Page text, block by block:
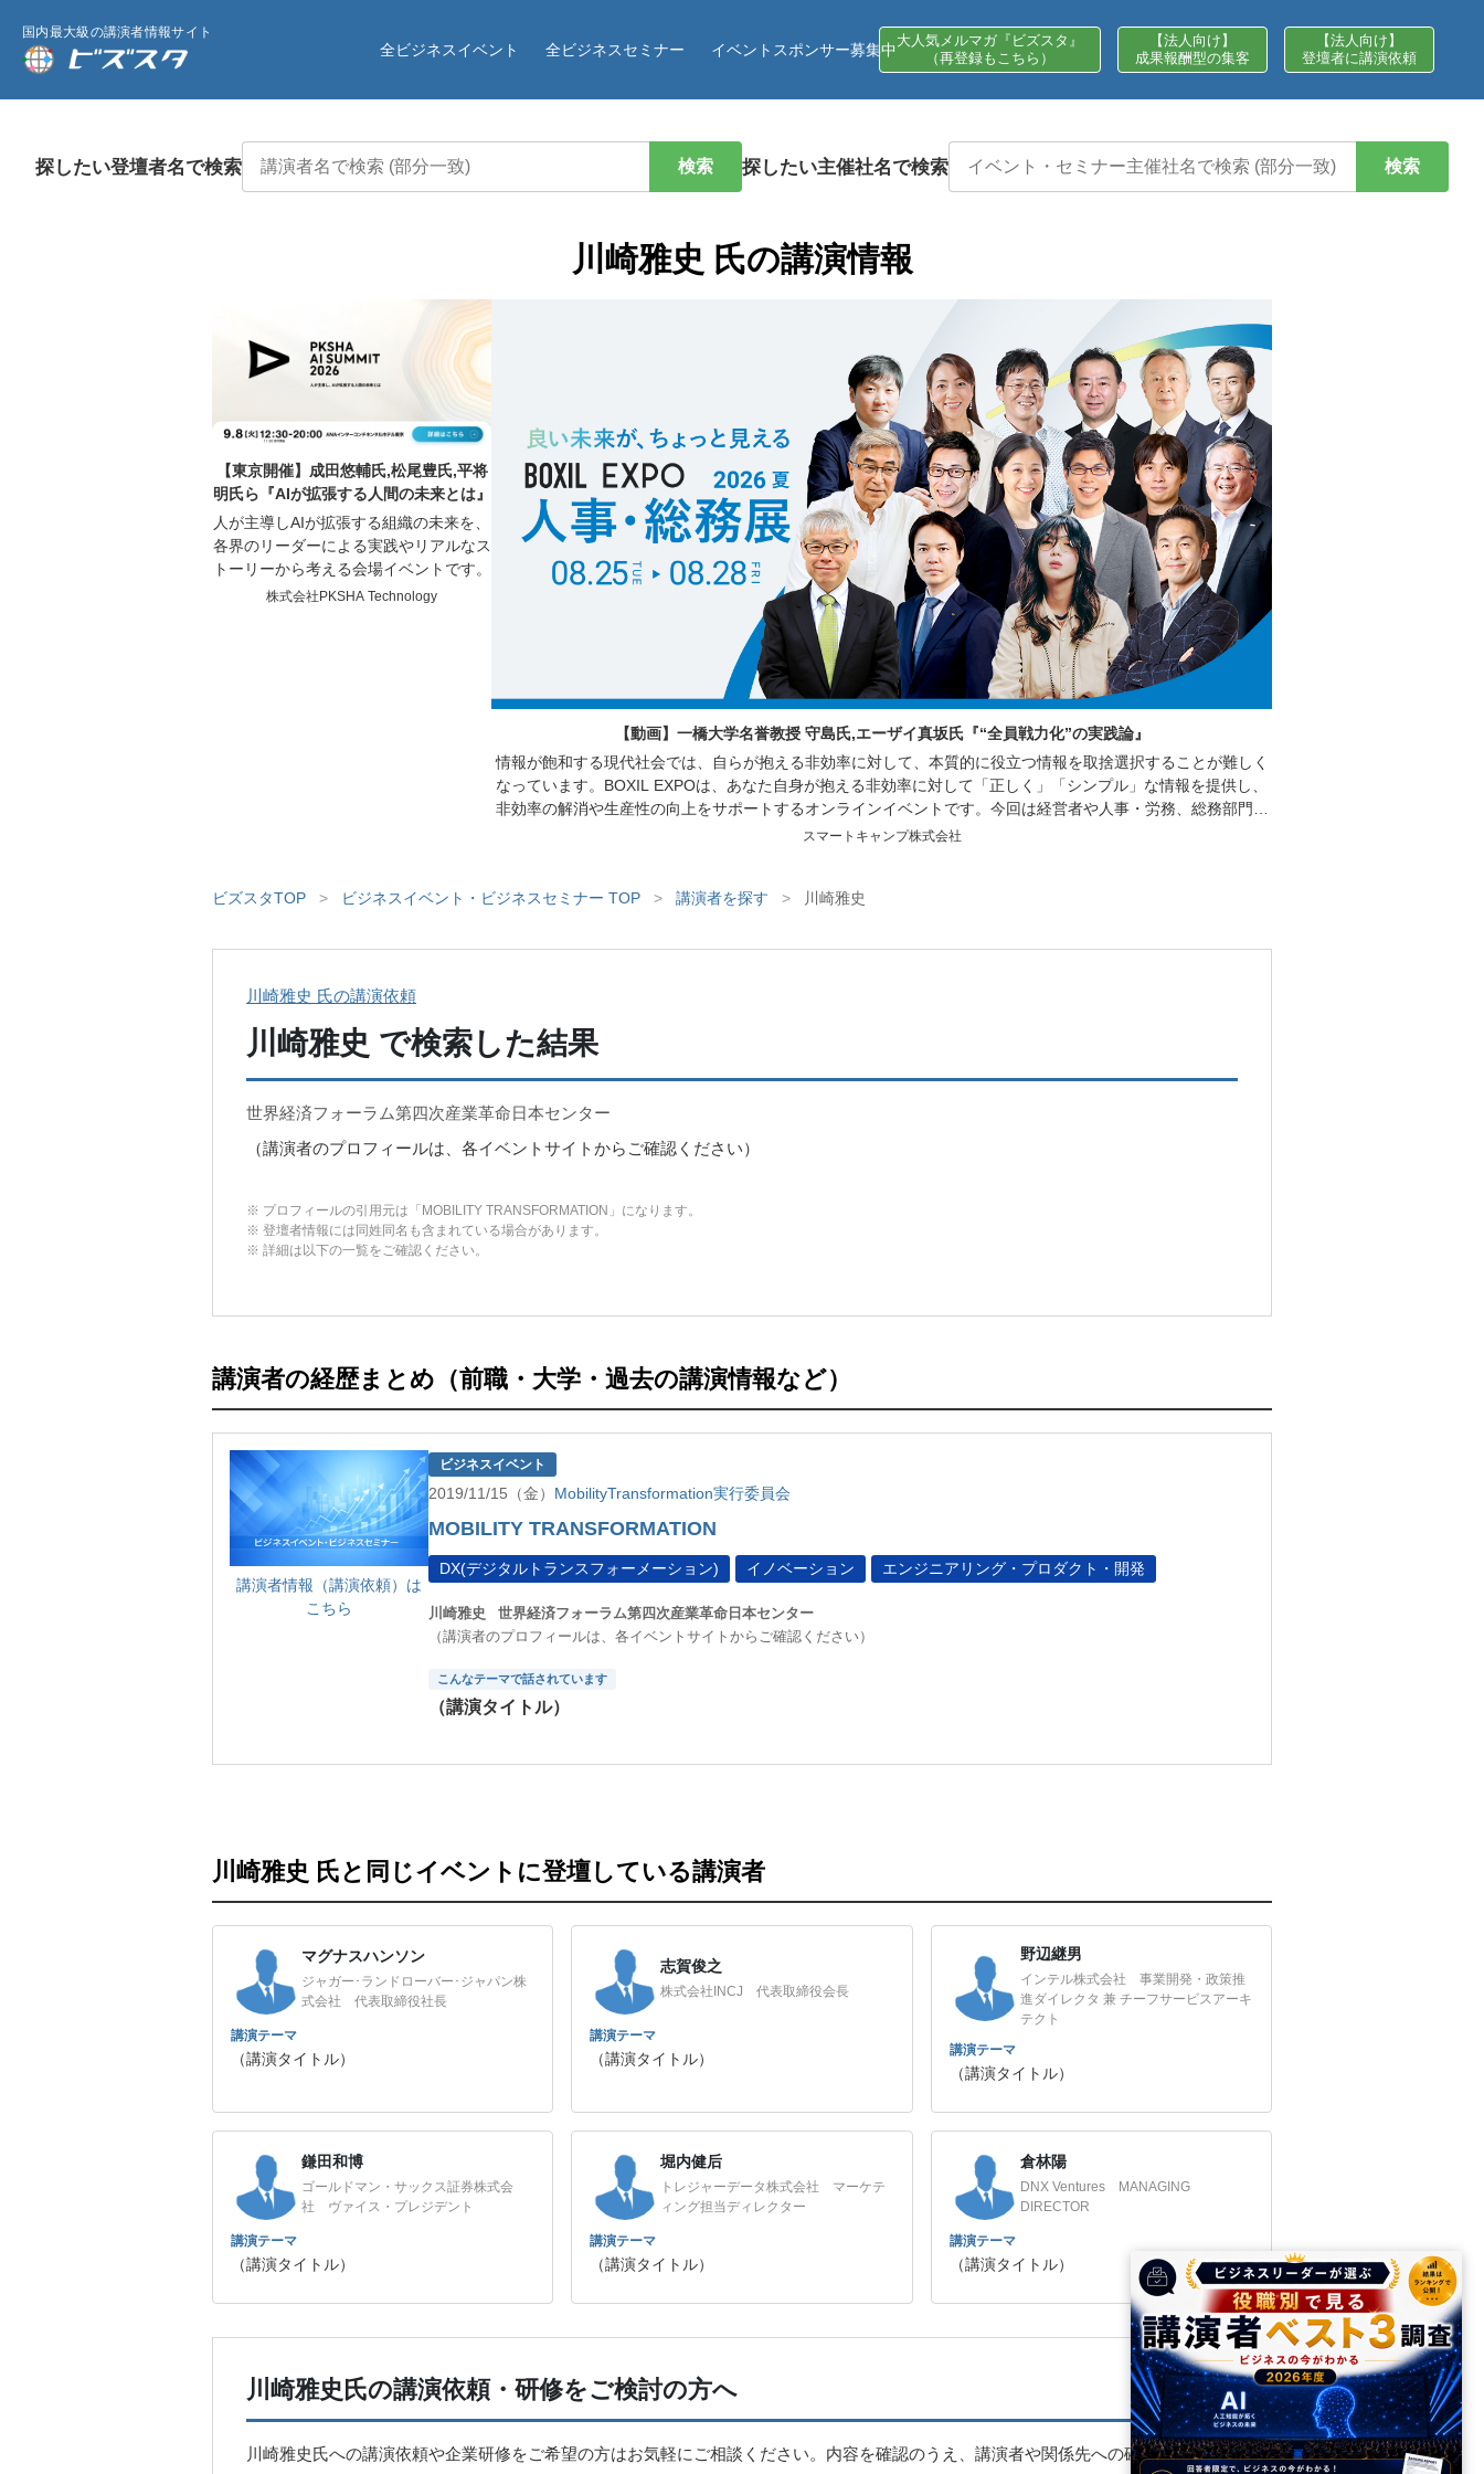
国内最大級の講演者情報サイト
全ビジネスイベント 全ビジネスセミナー イベントスポンサー募集中 大人気メルマガ『ビズスタ』
（再登録もこちら）
【法人向け】
成果報酬型の集客
【法人向け】
登壇者に講演依頼
探したい登壇者名で検索 検索 探したい主催社名で検索 検索
川崎雅史 氏の講演情報
【東京開催】成田悠輔氏,松尾豊氏,平将
明氏ら『AIが拡張する人間の未来とは』
人が主導しAIが拡張する組織の未来を、
各界のリーダーによる実践やリアルなス
トーリーから考える会場イベントです。
株式会社PKSHA Technology
【動画】一橋大学名誉教授 守島氏,エーザイ真坂氏『“全員戦力化”の実践論』
情報が飽和する現代社会では、自らが抱える非効率に対して、本質的に役立つ情報を取捨選択することが難しく
なっています。BOXIL EXPOは、あなた自身が抱える非効率に対して「正しく」「シンプル」な情報を提供し、
非効率の解消や生産性の向上をサポートするオンラインイベントです。今回は経営者や人事・労務、総務部門で
働く方々を対象に、人材の採用育成や組織づくり、業務効率化に繋がる講演をはじめ、様々な非効率を解消する
スマートキャンプ株式会社
ビズスタTOP > ビジネスイベント・ビジネスセミナー TOP > 講演者を探す > 川崎雅史
川崎雅史 氏の講演依頼
川崎雅史 で検索した結果
世界経済フォーラム第四次産業革命日本センター
（講演者のプロフィールは、各イベントサイトからご確認ください）
※ プロフィールの引用元は「MOBILITY TRANSFORMATION」になります。
※ 登壇者情報には同姓同名も含まれている場合があります。
※ 詳細は以下の一覧をご確認ください。
講演者の経歴まとめ（前職・大学・過去の講演情報など）
講演者情報（講演依頼）は
こちら
ビジネスイベント
2019/11/15（金） MobilityTransformation実行委員会
MOBILITY TRANSFORMATION
DX(デジタルトランスフォーメーション) イノベーション エンジニアリング・プロダクト・開発
川崎雅史
世界経済フォーラム第四次産業革命日本センター
（講演者のプロフィールは、各イベントサイトからご確認ください）
こんなテーマで話されています
（講演タイトル）
川崎雅史 氏と同じイベントに登壇している講演者
マグナスハンソン
ジャガー･ランドローバー･ジャパン株
式会社 代表取締役社長
講演テーマ
（講演タイトル）
志賀俊之
株式会社INCJ 代表取締役会長
講演テーマ
（講演タイトル）
野辺継男
インテル株式会社 事業開発・政策推
進ダイレクタ 兼 チーフサービスアーキ
テクト
講演テーマ
（講演タイトル）
鎌田和博
ゴールドマン・サックス証券株式会
社 ヴァイス・プレジデント
講演テーマ
（講演タイトル）
堀内健后
トレジャーデータ株式会社 マーケテ
ィング担当ディレクター
講演テーマ
（講演タイトル）
倉林陽
DNX Ventures MANAGING
DIRECTOR
講演テーマ
（講演タイトル）
川崎雅史氏の講演依頼・研修をご検討の方へ
川崎雅史氏への講演依頼や企業研修をご希望の方はお気軽にご相談ください。内容を確認のうえ、講演者や関係先への確認・調整を